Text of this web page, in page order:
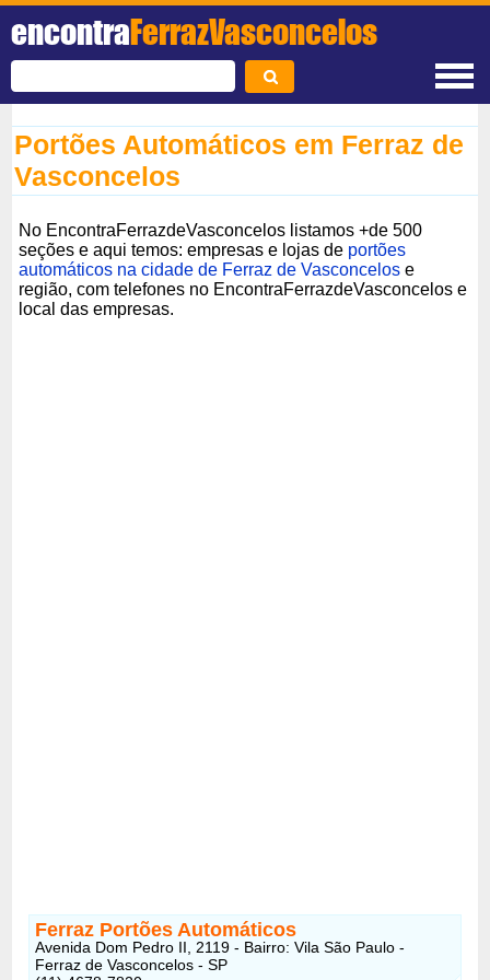
encontraFerrazVasconcelos
Portões Automáticos em Ferraz de
Vasconcelos
No EncontraFerrazdeVasconcelos listamos +de 500
seções e aqui temos: empresas e lojas de portões
automáticos na cidade de Ferraz de Vasconcelos e
região, com telefones no EncontraFerrazdeVasconcelos e
local das empresas.
Ferraz Portões Automáticos
Avenida Dom Pedro II, 2119 - Bairro: Vila São Paulo -
Ferraz de Vasconcelos - SP